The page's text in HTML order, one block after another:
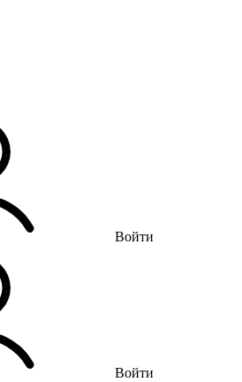
Войти
Войти